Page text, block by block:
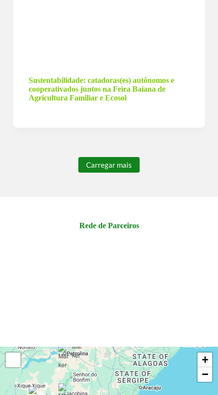
Sustentabilidade: catadoras(es) autônomos e
cooperativados juntos na Feira Baiana de
Agricultura Familiar e Ecosol
Carregar mais
Rede de Parceiros
+
−